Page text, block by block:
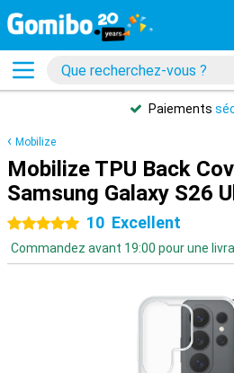
Paiements
Mobilize
Mobilize TPU Back
Samsung Galaxy S26
5 étoiles10 Excellent
Commandez avant 19:00 pour une